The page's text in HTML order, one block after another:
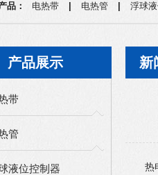
品： 电热带 电热管 浮球
产品展示
带
管
液位控制器
新
热